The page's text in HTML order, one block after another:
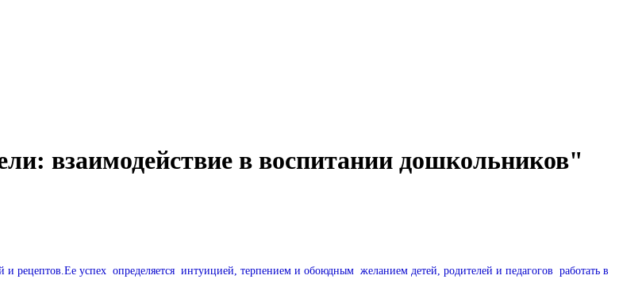
взаимодействие в воспитании дошкольников"
рецептов.Ее успех определяется интуицией, терпением и обоюдным желанием детей, родителей и педагогов работать в